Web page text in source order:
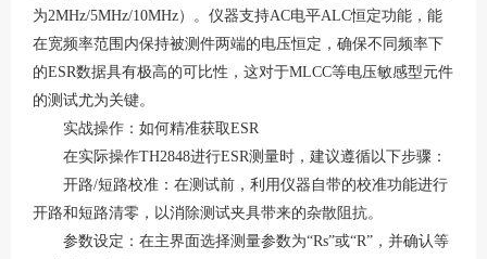
为2MHz/5MHz/10MHz） 。仪器支持AC电平ALC恒定功能，能
在宽频率范围内保持被测件两端的电压恒定，确保不同频率下
的ESR数据具有极高的可比性，这对于MLCC等电压敏感型元件
的测试尤为关键。
实战操作：如何精准获取ESR
在实际操作TH2848进行ESR测量时，建议遵循以下步骤：
开路/短路校准：在测试前，利用仪器自带的校准功能进行
开路和短路清零，以消除测试夹具带来的杂散阻抗。
参数设定：在主界面选择测量参数为“Rs”或“R”，并确认等